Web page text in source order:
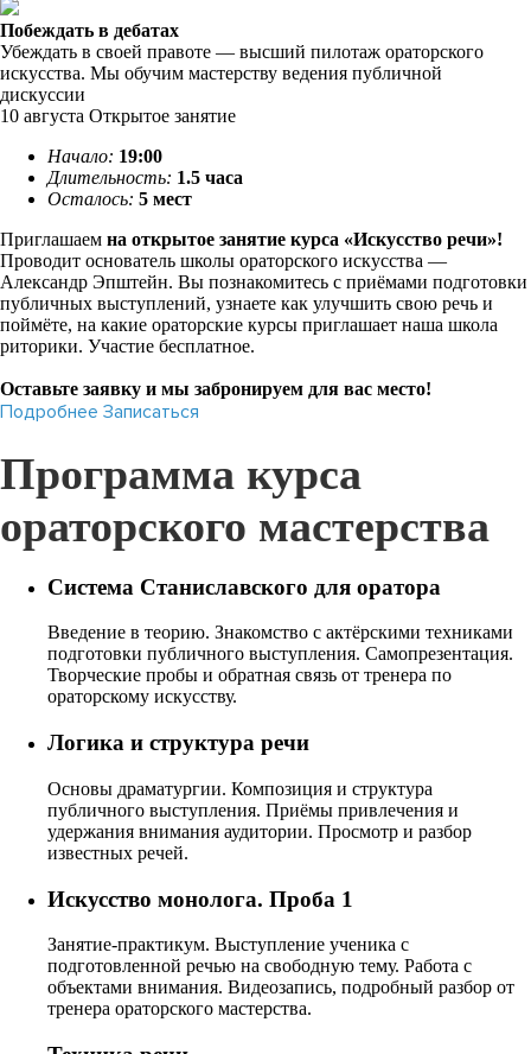
Побеждать в дебатах
Убеждать в своей правоте — высший пилотаж ораторского
искусства. Мы обучим мастерству ведения публичной
дискуссии
10 августа Открытое занятие
Начало: 19:00
Длительность: 1.5 часа
Осталось: 5 мест
Приглашаем на открытое занятие курса «Искусство речи»!
Проводит основатель школы ораторского искусства —
Александр Эпштейн. Вы познакомитесь с приёмами подготовки
публичных выступлений, узнаете как улучшить свою речь и
поймёте, на какие ораторские курсы приглашает наша школа
риторики. Участие бесплатное.
Оставьте заявку и мы забронируем для вас место!
Подробнее Записаться
Программа курса
ораторского мастерства
Система Станиславского для оратора
Введение в теорию. Знакомство с актёрскими техниками
подготовки публичного выступления. Самопрезентация.
Творческие пробы и обратная связь от тренера по
ораторскому искусству.
Логика и структура речи
Основы драматургии. Композиция и структура
публичного выступления. Приёмы привлечения и
удержания внимания аудитории. Просмотр и разбор
известных речей.
Искусство монолога. Проба 1
Занятие-практикум. Выступление ученика с
подготовленной речью на свободную тему. Работа с
объектами внимания. Видеозапись, подробный разбор от
тренера ораторского мастерства.